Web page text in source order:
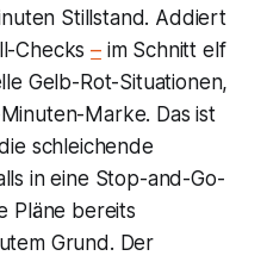
Stillstand. Addiert
Checks–im Schnitt elf
Gelb-Rot-Situationen,
Marke. Das ist
schleichende
in eine Stop-and-Go-
Pläne bereits
Grund. Der